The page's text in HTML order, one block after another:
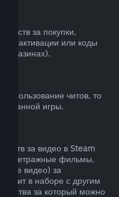
за покупки,
активации или коды
магазинах).
использование читов, то
игры.
за видео в Steam
фильмы,
видео) за
в наборе с другим
за который можно